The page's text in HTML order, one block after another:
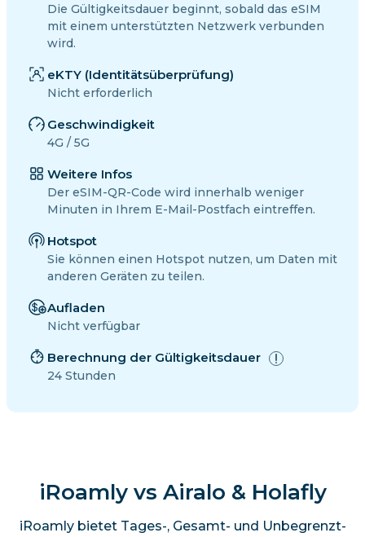
Die Gültigkeitsdauer beginnt, sobald das eSIM
mit einem unterstützten Netzwerk verbunden
wird.
eKTY (Identitätsüberprüfung)
Nicht erforderlich
Geschwindigkeit
4G / 5G
Weitere Infos
Der eSIM-QR-Code wird innerhalb weniger
Minuten in Ihrem E-Mail-Postfach eintreffen.
Hotspot
Sie können einen Hotspot nutzen, um Daten mit
anderen Geräten zu teilen.
Aufladen
Nicht verfügbar
Berechnung der Gültigkeitsdauer
24 Stunden
iRoamly vs Airalo & Holafly
iRoamly bietet Tages-, Gesamt- und Unbegrenzt-